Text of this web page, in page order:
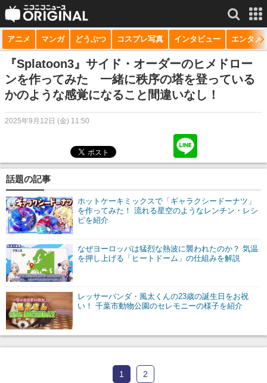
サービス一覧 もっと見る
niconico
動画
生放送
マンガ
ニコニコQ
アニメ マンガ どうぶつ コスプレ写真 インタビュー エンタメ
『Splatoon3』サイド・オーダーのヒメドロー
ンを作ってみた 一緒に秩序の塔を登っている
かのような感覚になること間違いなし！
2025年9月12日 (金) 11:50
話題の記事
ホットケーキミックスで「ギャラクシードーナツ」
を作ってみた！ 流れる星空のようなレンチン・レシ
ピを紹介
なぜヨーロッパは猛烈な熱波に襲われたのか？ 気温
を押し上げる「ヒートドーム」の仕組みを解説
レッサーパンダ・風太くんの23歳の誕生日をお祝
い！ 千葉市動物公園のセレモニーの様子を紹介
1 2